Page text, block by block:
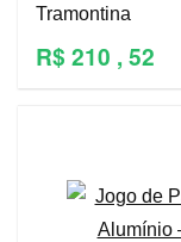
Tramontina
R$ 210 , 52